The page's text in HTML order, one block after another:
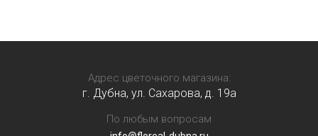
Адрес цветочного магазина:
г. Дубна, ул. Сахарова, д. 19a
По любым вопросам